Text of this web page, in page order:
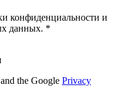
конфиденциальности и
данных. *
the Google Privacy